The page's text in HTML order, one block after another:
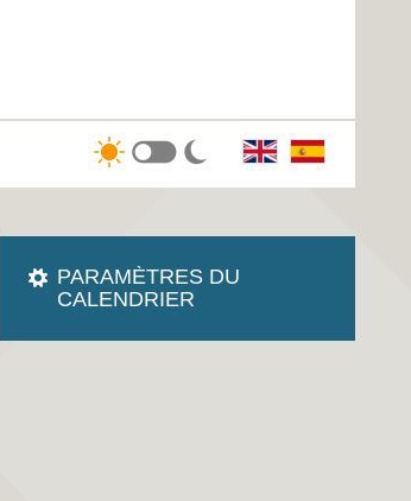
PARAMÈTRES DU
CALENDRIER